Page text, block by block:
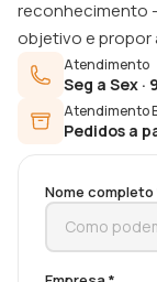
reconhecimento
objetivo e propor
Atendimento
Seg a Sex ·
Atendimento
Pedidos a
Nome completo